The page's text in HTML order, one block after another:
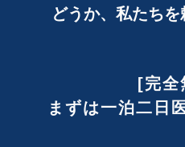
どうか、私たちを
[完全
まずは一泊二日